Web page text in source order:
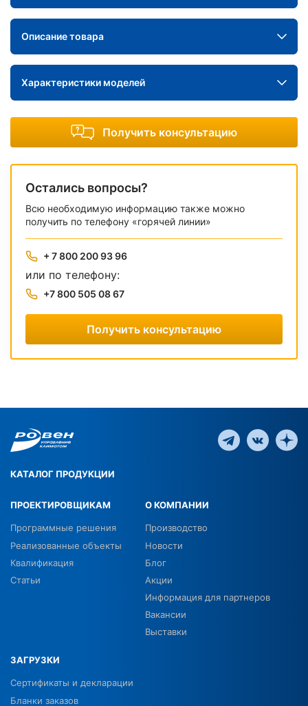
Описание товара
Характеристики моделей
Получить консультацию
Остались вопросы?
Всю необходимую информацию также можно
получить по телефону «горячей линии»
+ 7 800 200 93 96
или по телефону:
+7 800 505 08 67
Получить консультацию
КАТАЛОГ ПРОДУКЦИИ
ПРОЕКТИРОВЩИКАМ
Программные решения
Реализованные объекты
Квалификация
Статьи
О КОМПАНИИ
Производство
Новости
Блог
Акции
Информация для партнеров
Вакансии
Выставки
ЗАГРУЗКИ
Сертификаты и декларации
Бланки заказов